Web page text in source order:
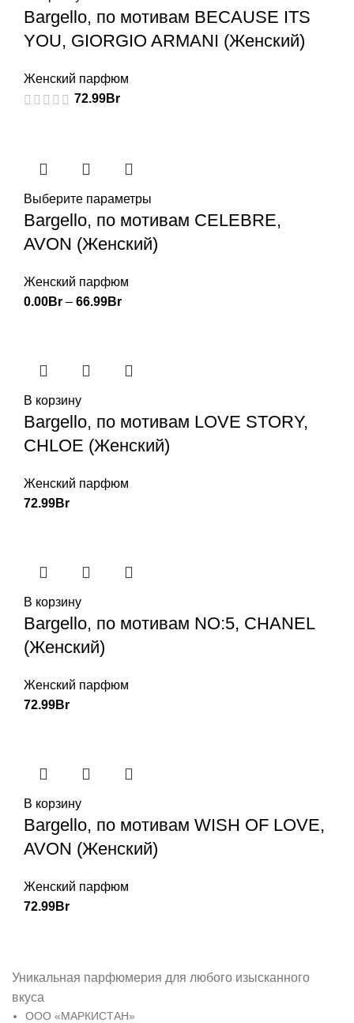
Bargello, по мотивам BECAUSE ITS
YOU, GIORGIO ARMANI (Женский)
Женский парфюм
72.99Br
Выберите параметры
Bargello, по мотивам CELEBRE,
AVON (Женский)
Женский парфюм
0.00Br – 66.99Br
В корзину
Bargello, по мотивам LOVE STORY,
CHLOE (Женский)
Женский парфюм
72.99Br
В корзину
Bargello, по мотивам NO:5, CHANEL
(Женский)
Женский парфюм
72.99Br
В корзину
Bargello, по мотивам WISH OF LOVE,
AVON (Женский)
Женский парфюм
72.99Br
Уникальная парфюмерия для любого изысканного
вкуса
ООО «МАРКИСТАН»